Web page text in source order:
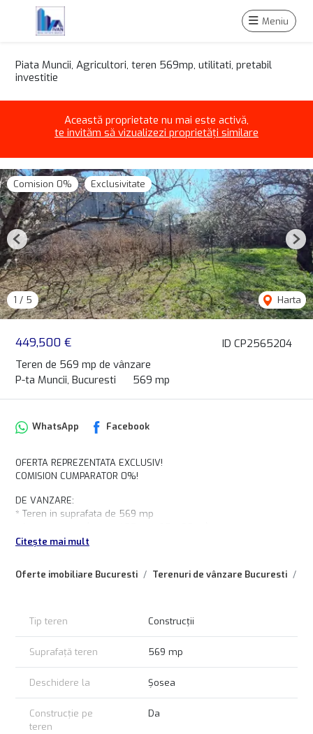
Meniu
Piata Muncii, Agricultori, teren 569mp, utilitati, pretabil
investitie
Această proprietate nu mai este activă,
te invităm să vizualizezi proprietăți similare
ID CP2565204
449,500 €
Teren de 569 mp de vânzare
P-ta Muncii, Bucuresti
569 mp
Comision 0% Exclusivitate
1 / 5 Harta
Previous
Oferte imobiliare Bucuresti Terenuri de vânzare Bucuresti
WhatsApp Facebook
OFERTA REPREZENTATA EXCLUSIV!
COMISION CUMPARATOR 0%!
DE VANZARE:
* Teren in suprafata de 569 mp
* casa demolabila pe teren + anexe
* POT 45%
Citește mai mult
Tip teren Construcții
Suprafață teren 569 mp
Deschidere la Șosea
Construcție pe
teren
Da